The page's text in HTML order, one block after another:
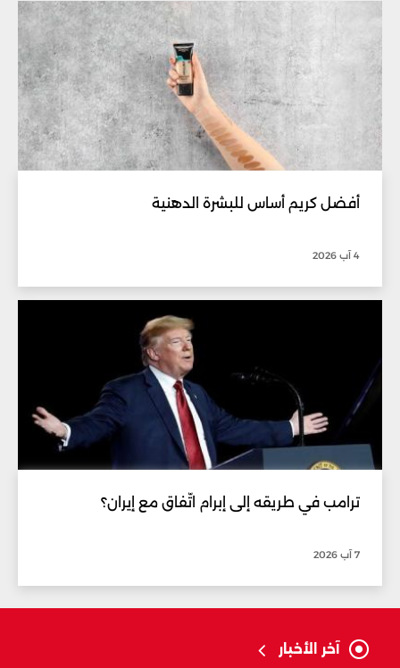
أفضل كريم أساس للبشرة الدهنية
4 آب 2026
ترامب في طريقه إلى إبرام اتّفاق مع إيران؟
7 آب 2026
آخر الأخبار